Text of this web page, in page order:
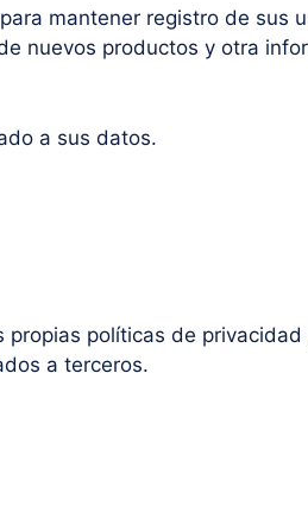
mantener registro de sus
nuevos productos y otra
a sus datos.
políticas de privacidad
a terceros.